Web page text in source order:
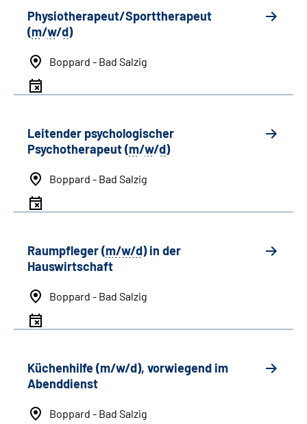
Physiotherapeut/Sporttherapeut
(m/w/d)
Boppard - Bad Salzig
Leitender psychologischer
Psychotherapeut (m/w/d)
Boppard - Bad Salzig
Raumpfleger (m/w/d) in der
Hauswirtschaft
Boppard - Bad Salzig
Küchenhilfe (m/w/d), vorwiegend im
Abenddienst
Boppard - Bad Salzig